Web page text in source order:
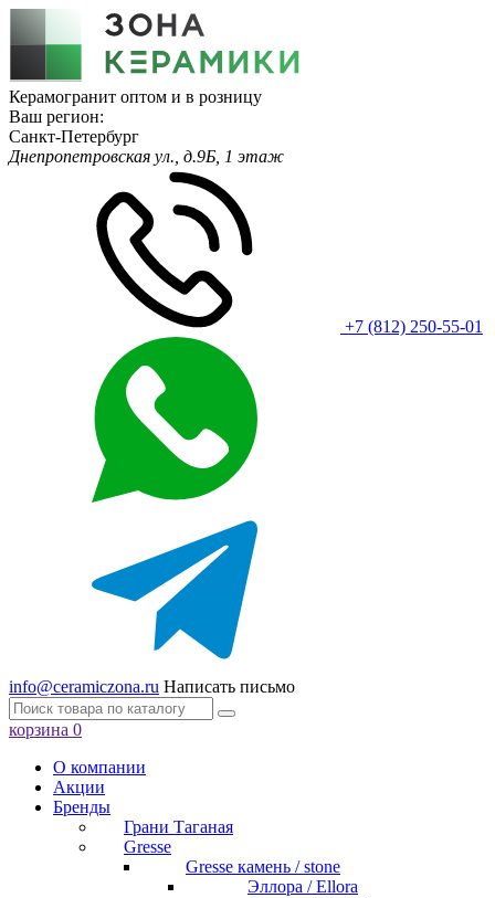
Керамогранит оптом и в розницу
Ваш регион:
Санкт-Петербург
Днепропетровская ул., д.9Б, 1 этаж
+7 (812) 250-55-01
info@ceramiczona.ru Написать письмо
корзина 0
О компании
Акции
Бренды
Грани Таганая
Gresse
Gresse камень / stone
Эллора / Ellora